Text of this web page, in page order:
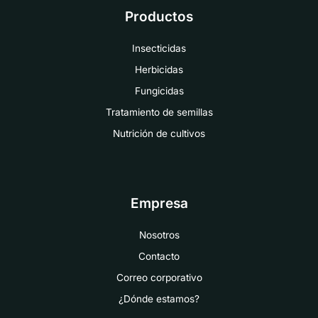
Productos
Insecticidas
Herbicidas
Fungicidas
Tratamiento de semillas
Nutrición de cultivos
Empresa
Nosotros
Contacto
Correo corporativo
¿Dónde estamos?